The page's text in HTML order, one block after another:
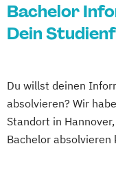
Bachelor
Dein
Du willst deinen
absolvieren? Wir
Standort in
Bachelor absolvieren